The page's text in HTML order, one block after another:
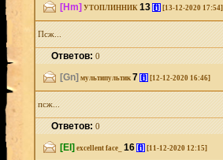
[Hm] УТОПЛИННИК 13 [i] [13-12-2020 17:54]
Псж...
Ответов:0
[Gn] мультипультик 7 [i] [12-12-2020 16:46]
псж...
Ответов:0
[El] excellent face_ 16 [i] [11-12-2020 12:15]